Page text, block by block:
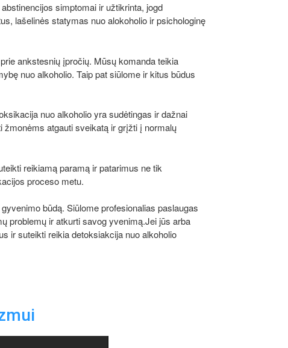
simptomai ir užtikrinta, jogd
lašelinės statymas nuo alokoholio ir psichologinę
ankstesnių įpročių. Mūsų komanda teikia
nuo alkoholio. Taip pat siūlome ir kitus būdus
nuo alkoholio yra sudėtingas ir dažnai
žmonėms atgauti sveikatą ir grįžti į normalų
reikiamą paramą ir patarimus ne tik
proceso metu.
būdą. Siūlome profesionalias paslaugas
problemų ir atkurti savog yvenimą.Jei jūs arba
ir suteikti reikia detoksiakcija nuo alkoholio